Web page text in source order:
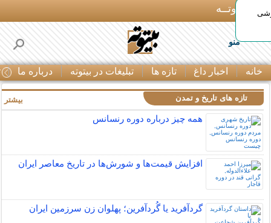
بـیتوتــه
منو
خانه اخبار داغ تازه ها تبلیغات در بیتوته درباره ما
تازه های تاریخ و تمدن
همه چیز درباره دوره رنسانس
افزایش قیمت‌ها و شورش‌ها در تاریخ معاصر ایران
گردآفرید یا گُردآفرین؛ پهلوان زن سرزمین ایران
بیشتر